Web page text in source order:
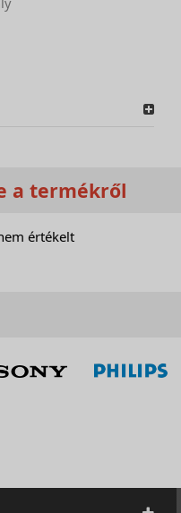
a termékről
értékelt